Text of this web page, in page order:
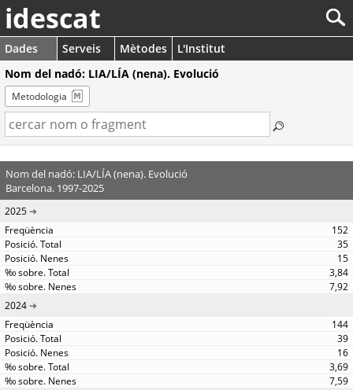
idescat
Dades Serveis Mètodes
L'Institut
Nom del nadó: LIA/LÍA (nena). Evolució
Metodologia
Nom del nadó: LIA/LÍA (nena). Evolució
Barcelona. 1997-2025
2025
152
35
15
3,84
7,92
2024
144
39
16
3,69
7,59